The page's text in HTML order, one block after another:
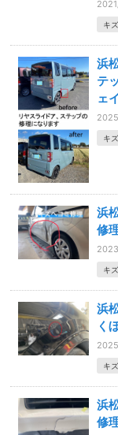
キ
浜
テ
ェ
キ
浜
修
キ
浜
く
キ
浜
修